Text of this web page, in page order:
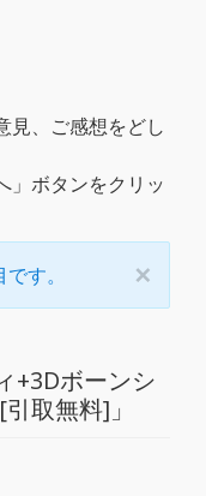
見、ご感想をどし
」ボタンをクリッ
×
す。
+3Dボーンシ
取無料]」